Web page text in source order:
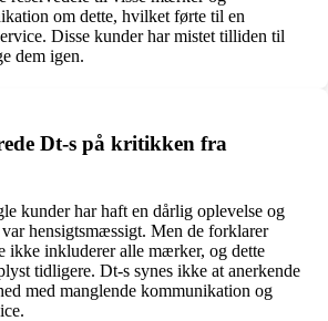
om dette, hvilket førte til en
Disse kunder har mistet tilliden til
dem igen.
Dt-s på kritikken fra
kunder har haft en dårlig oplevelse og
hensigtsmæssigt. Men de forklarer
ikke inkluderer alle mærker, og dette
tidligere. Dt-s synes ikke at anerkende
med manglende kommunikation og